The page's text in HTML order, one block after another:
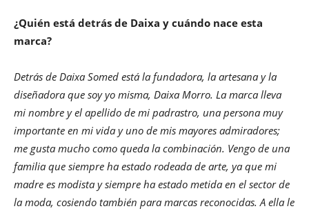
¿Quién está detrás de Daixa y cuándo nace esta
marca?
Detrás de Daixa Somed está la fundadora, la artesana y la
diseñadora que soy yo misma, Daixa Morro. La marca lleva
mi nombre y el apellido de mi padrastro, una persona muy
importante en mi vida y uno de mis mayores admiradores;
me gusta mucho como queda la combinación. Vengo de una
familia que siempre ha estado rodeada de arte, ya que mi
madre es modista y siempre ha estado metida en el sector de
la moda, cosiendo también para marcas reconocidas. A ella le